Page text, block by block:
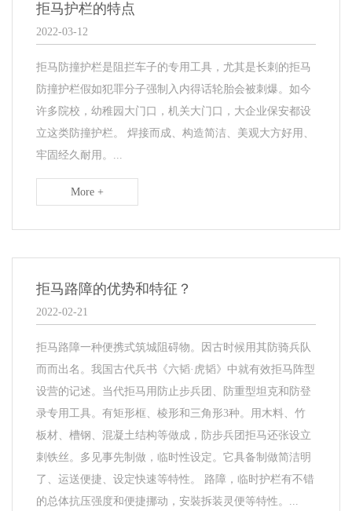
拒马护栏的特点
2022-03-12
拒马防撞护栏是阻拦车子的专用工具，尤其是长刺的拒马
防撞护栏假如犯罪分子强制入内得话轮胎会被刺爆。如今
许多院校，幼稚园大门口，机关大门口，大企业保安都设
立这类防撞护栏。 焊接而成、构造简洁、美观大方好用、
牢固经久耐用。...
More +
拒马路障的优势和特征？
2022-02-21
拒马路障一种便携式筑城阻碍物。因古时候用其防骑兵队
而而出名。我国古代兵书《六韬·虎韬》中就有效拒马阵型
设营的记述。当代拒马用防止步兵团、防重型坦克和防登
录专用工具。有矩形框、棱形和三角形3种。用木料、竹
板材、槽钢、混凝土结构等做成，防步兵团拒马还张设立
刺铁丝。多见事先制做，临时性设定。它具备制做简洁明
了、运送便捷、设定快速等特性。 路障，临时护栏有不错
的总体抗压强度和便捷挪动，安裝拆装灵便等特性。...